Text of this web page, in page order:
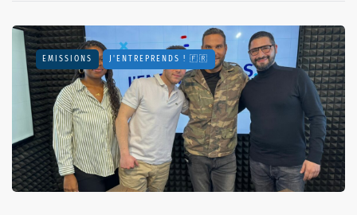
EMISSIONS J'ENTREPRENDS ! 🇫🇷